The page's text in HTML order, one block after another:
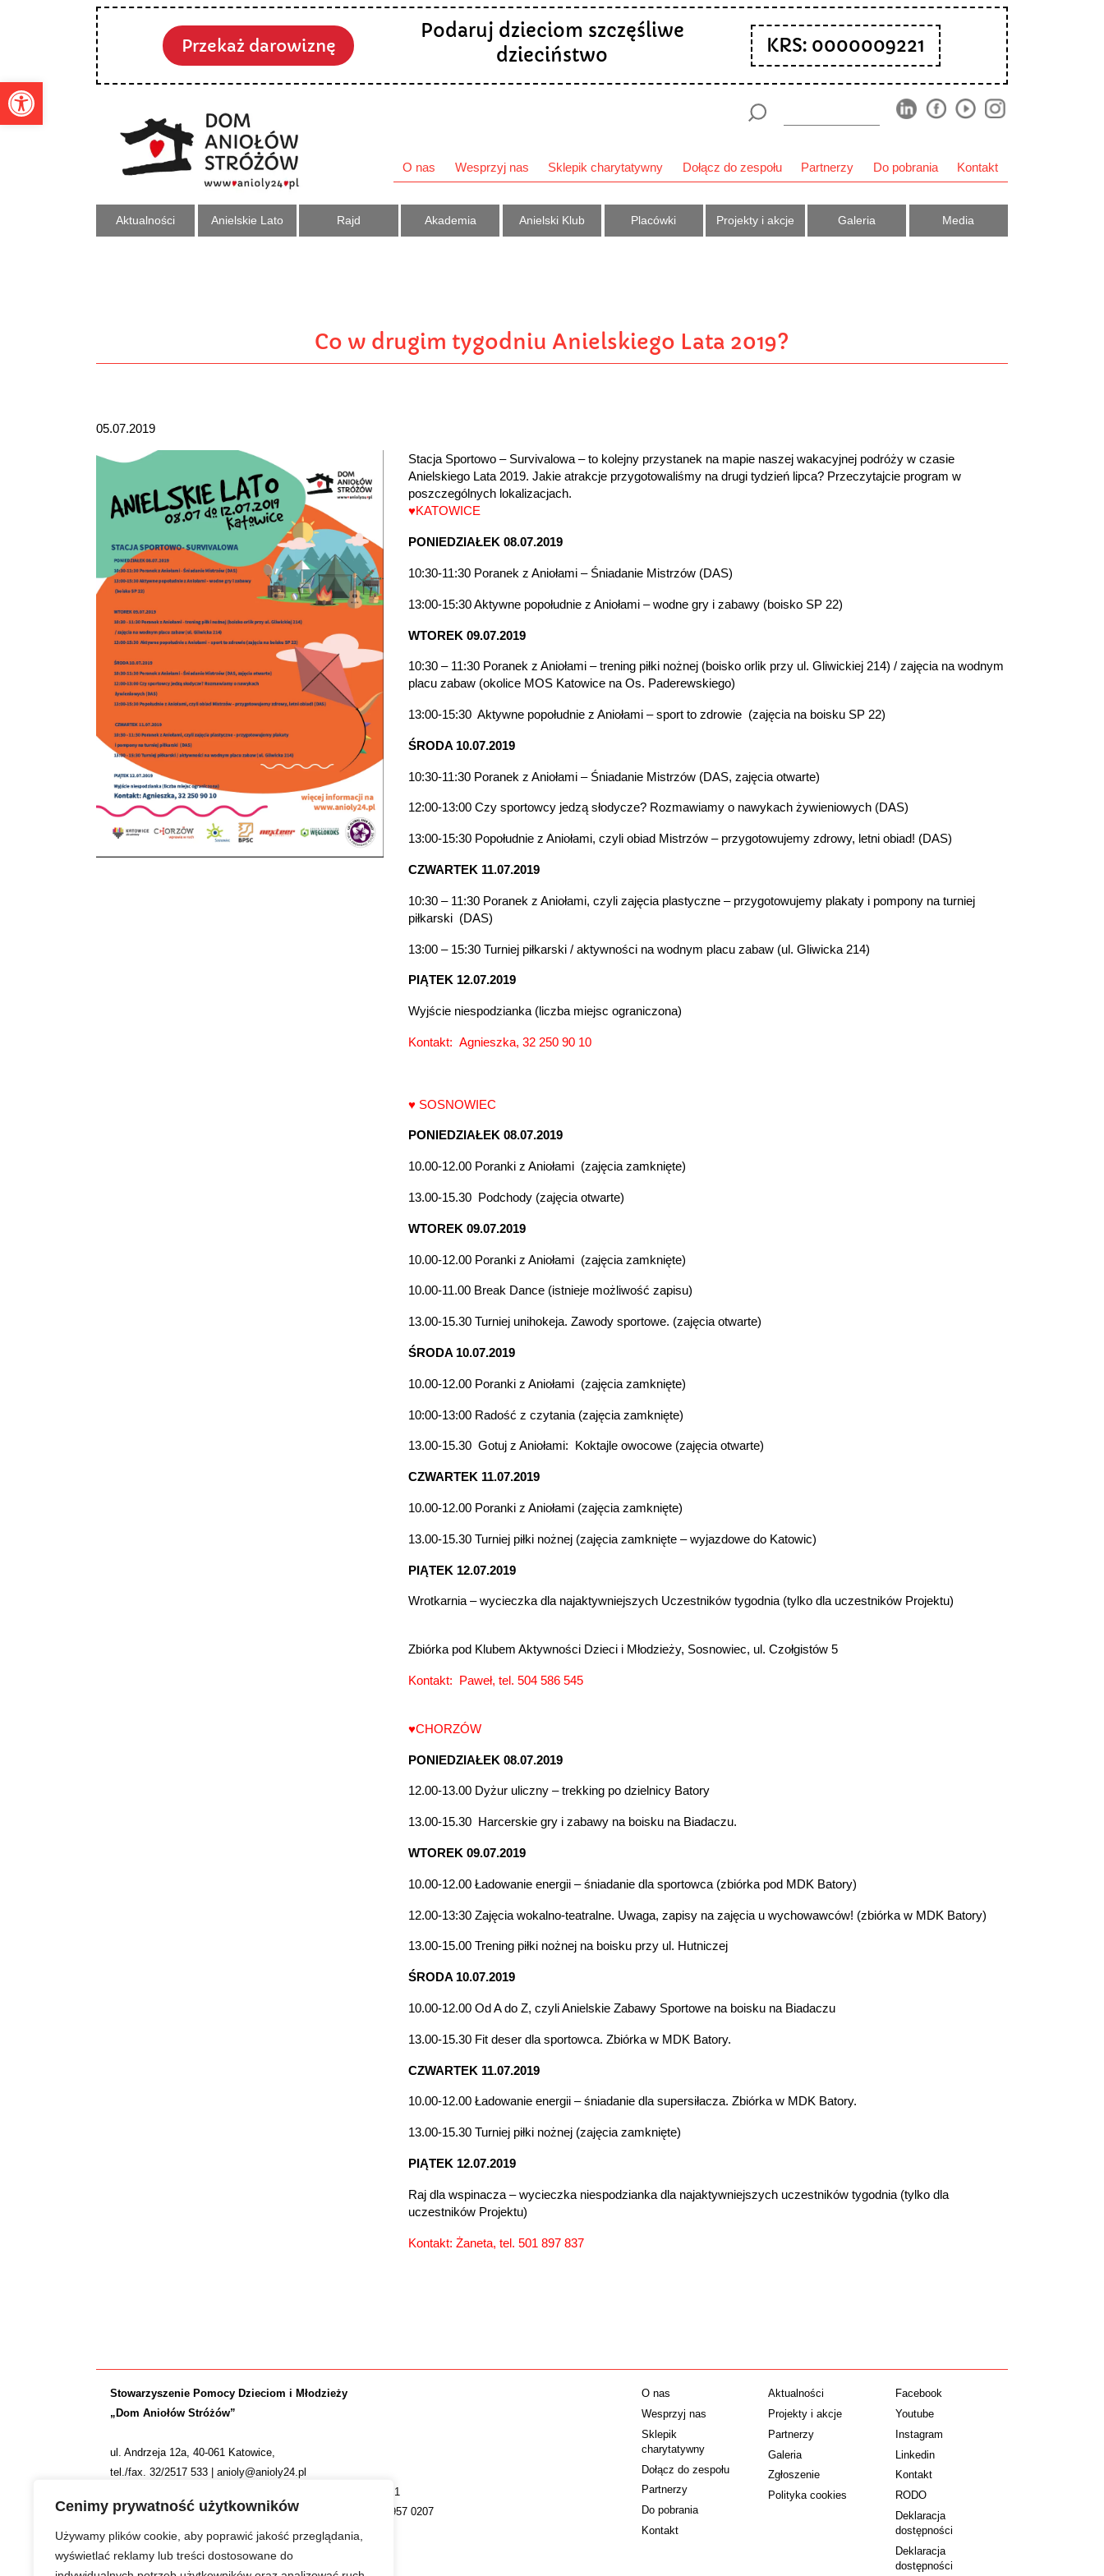
Otwórz pasek narzędzi
Cenimy prywatność użytkowników
Używamy plików cookie, aby poprawić jakość przeglądania,
wyświetlać reklamy lub treści dostosowane do
Przekaż darowiznę
Podaruj dzieciom szczęśliwe
dzieciństwo
KRS: 0000009221
O nas Wesprzyj nas Sklepik charytatywny Dołącz do zespołu Partnerzy Do pobrania Kontakt
Aktualności Anielskie Lato Rajd Akademia Anielski Klub Placówki Projekty i akcje Galeria Media
Co w drugim tygodniu Anielskiego Lata 2019?
05.07.2019
Stacja Sportowo – Survivalowa – to kolejny przystanek na mapie naszej wakacyjnej podróży w czasie
Anielskiego Lata 2019. Jakie atrakcje przygotowaliśmy na drugi tydzień lipca? Przeczytajcie program w
poszczególnych lokalizacjach.
♥KATOWICE
PONIEDZIAŁEK 08.07.2019
10:30-11:30 Poranek z Aniołami – Śniadanie Mistrzów (DAS)
13:00-15:30 Aktywne popołudnie z Aniołami – wodne gry i zabawy (boisko SP 22)
WTOREK 09.07.2019
10:30 – 11:30 Poranek z Aniołami – trening piłki nożnej (boisko orlik przy ul. Gliwickiej 214) / zajęcia na wodnym
placu zabaw (okolice MOS Katowice na Os. Paderewskiego)
13:00-15:30 Aktywne popołudnie z Aniołami – sport to zdrowie (zajęcia na boisku SP 22)
ŚRODA 10.07.2019
10:30-11:30 Poranek z Aniołami – Śniadanie Mistrzów (DAS, zajęcia otwarte)
12:00-13:00 Czy sportowcy jedzą słodycze? Rozmawiamy o nawykach żywieniowych (DAS)
13:00-15:30 Popołudnie z Aniołami, czyli obiad Mistrzów – przygotowujemy zdrowy, letni obiad! (DAS)
CZWARTEK 11.07.2019
10:30 – 11:30 Poranek z Aniołami, czyli zajęcia plastyczne – przygotowujemy plakaty i pompony na turniej
piłkarski (DAS)
13:00 – 15:30 Turniej piłkarski / aktywności na wodnym placu zabaw (ul. Gliwicka 214)
PIĄTEK 12.07.2019
Wyjście niespodzianka (liczba miejsc ograniczona)
Kontakt: Agnieszka, 32 250 90 10
♥ SOSNOWIEC
PONIEDZIAŁEK 08.07.2019
10.00-12.00 Poranki z Aniołami (zajęcia zamknięte)
13.00-15.30 Podchody (zajęcia otwarte)
WTOREK 09.07.2019
10.00-12.00 Poranki z Aniołami (zajęcia zamknięte)
10.00-11.00 Break Dance (istnieje możliwość zapisu)
13.00-15.30 Turniej unihokeja. Zawody sportowe. (zajęcia otwarte)
ŚRODA 10.07.2019
10.00-12.00 Poranki z Aniołami (zajęcia zamknięte)
10:00-13:00 Radość z czytania (zajęcia zamknięte)
13.00-15.30 Gotuj z Aniołami: Koktajle owocowe (zajęcia otwarte)
CZWARTEK 11.07.2019
10.00-12.00 Poranki z Aniołami (zajęcia zamknięte)
13.00-15.30 Turniej piłki nożnej (zajęcia zamknięte – wyjazdowe do Katowic)
PIĄTEK 12.07.2019
Wrotkarnia – wycieczka dla najaktywniejszych Uczestników tygodnia (tylko dla uczestników Projektu)
Zbiórka pod Klubem Aktywności Dzieci i Młodzieży, Sosnowiec, ul. Czołgistów 5
Kontakt: Paweł, tel. 504 586 545
♥CHORZÓW
PONIEDZIAŁEK 08.07.2019
12.00-13.00 Dyżur uliczny – trekking po dzielnicy Batory
13.00-15.30 Harcerskie gry i zabawy na boisku na Biadaczu.
WTOREK 09.07.2019
10.00-12.00 Ładowanie energii – śniadanie dla sportowca (zbiórka pod MDK Batory)
12.00-13:30 Zajęcia wokalno-teatralne. Uwaga, zapisy na zajęcia u wychowawców! (zbiórka w MDK Batory)
13.00-15.00 Trening piłki nożnej na boisku przy ul. Hutniczej
ŚRODA 10.07.2019
10.00-12.00 Od A do Z, czyli Anielskie Zabawy Sportowe na boisku na Biadaczu
13.00-15.30 Fit deser dla sportowca. Zbiórka w MDK Batory.
CZWARTEK 11.07.2019
10.00-12.00 Ładowanie energii – śniadanie dla supersiłacza. Zbiórka w MDK Batory.
13.00-15.30 Turniej piłki nożnej (zajęcia zamknięte)
PIĄTEK 12.07.2019
Raj dla wspinacza – wycieczka niespodzianka dla najaktywniejszych uczestników tygodnia (tylko dla
uczestników Projektu)
Kontakt: Żaneta, tel. 501 897 837
Stowarzyszenie Pomocy Dzieciom i Młodzieży
„Dom Aniołów Stróżów”
ul. Andrzeja 12a, 40-061 Katowice,
tel./fax. 32/2517 533 | anioly@anioly24.pl
NIP: 634 24 24 781 | REGON: 277553974 | KRS 0000009221
Nr konta: ING Bank Śląski S.A. 36 1050 1214 1000 0022 4957 0207
O nas
Wesprzyj nas
Sklepik
charytatywny
Dołącz do zespołu
Partnerzy
Do pobrania
Kontakt
Aktualności
Projekty i akcje
Partnerzy
Galeria
Zgłoszenie
Polityka cookies
Facebook
Youtube
Instagram
Linkedin
Kontakt
RODO
Deklaracja
dostępności
Deklaracja
dostępności